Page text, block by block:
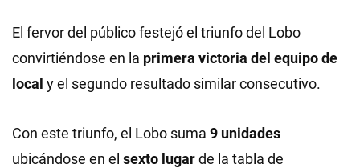
El fervor del público festejó el triunfo del Lobo
convirtiéndose en la primera victoria del equipo de
local y el segundo resultado similar consecutivo.
Con este triunfo, el Lobo suma 9 unidades
ubicándose en el sexto lugarde la tabla de